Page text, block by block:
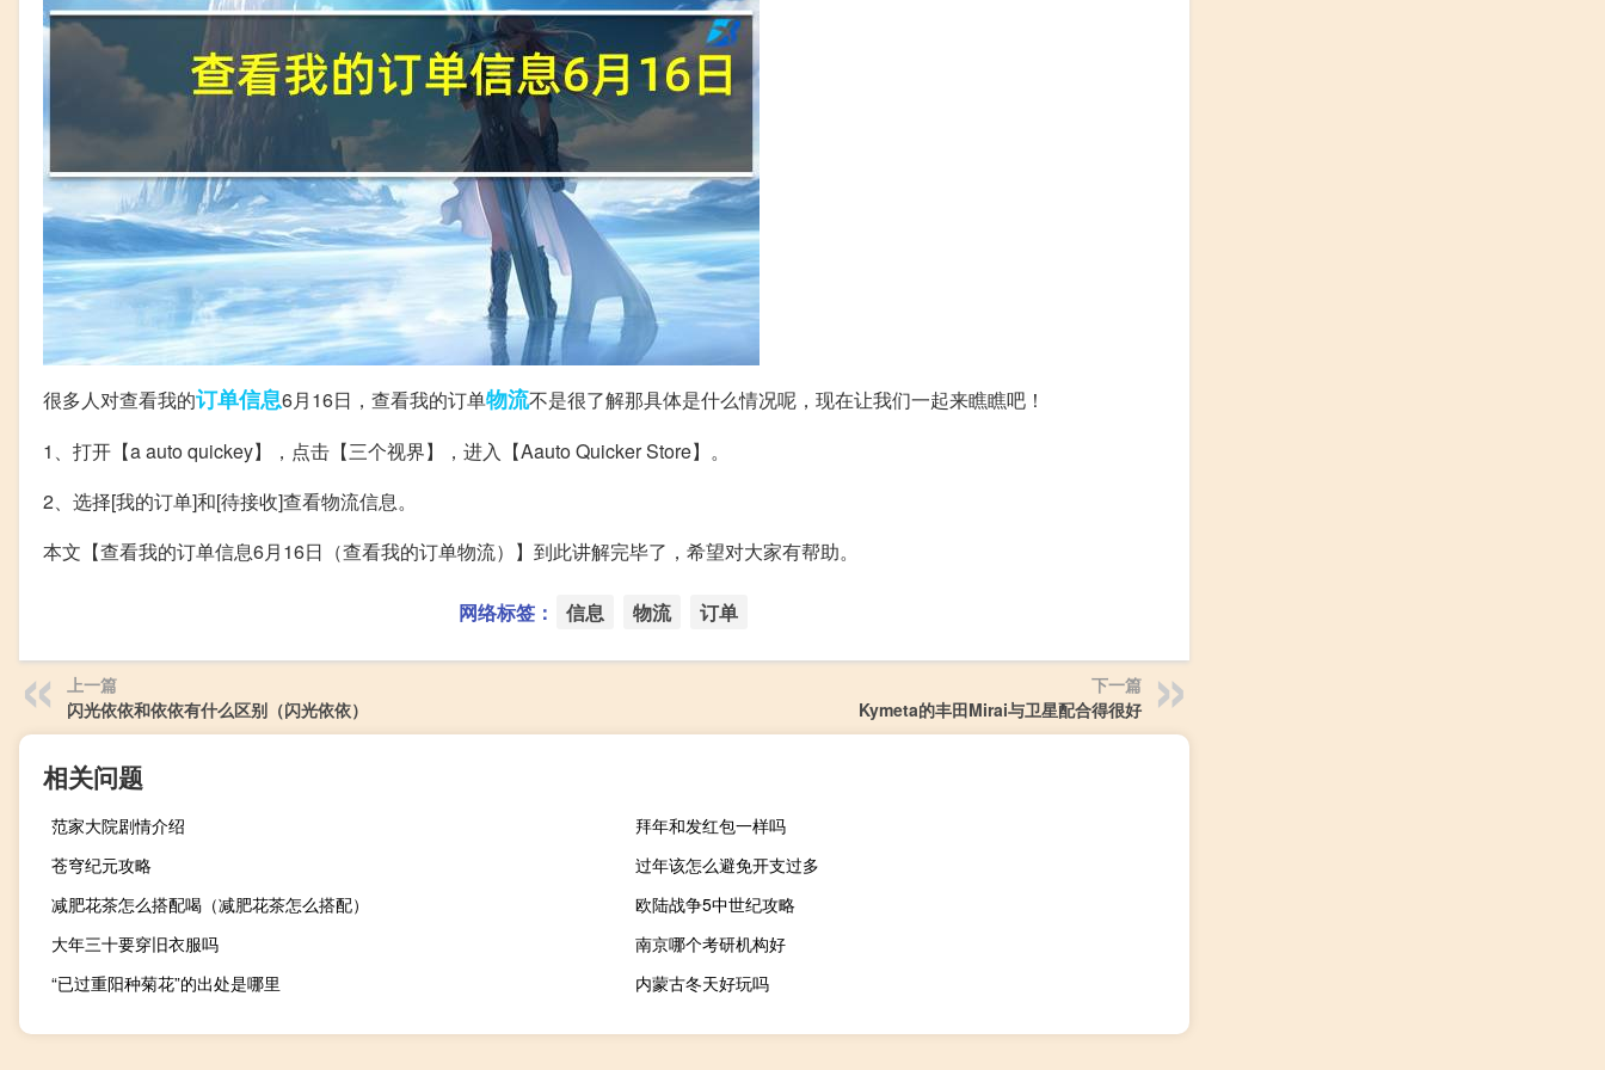
很多人对查看我的订单信息6月16日，查看我的订单物流不是很了解那具体是什么情况呢，现在让我们一起来瞧瞧吧！
1、打开【a auto quickey】，点击【三个视界】，进入【Aauto Quicker Store】。
2、选择[我的订单]和[待接收]查看物流信息。
本文【查看我的订单信息6月16日（查看我的订单物流）】到此讲解完毕了，希望对大家有帮助。
网络标签： 信息 物流 订单
上一篇
闪光依依和依依有什么区别（闪光依依）
下一篇
Kymeta的丰田Mirai与卫星配合得很好
相关问题
范家大院剧情介绍
拜年和发红包一样吗
苍穹纪元攻略
过年该怎么避免开支过多
减肥花茶怎么搭配喝（减肥花茶怎么搭配）
欧陆战争5中世纪攻略
大年三十要穿旧衣服吗
南京哪个考研机构好
“已过重阳种菊花”的出处是哪里
内蒙古冬天好玩吗